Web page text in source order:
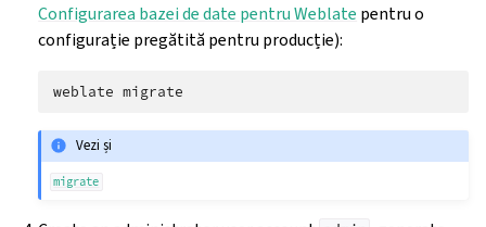
Configurarea bazei de date pentru Weblate pentru o
configurație pregătită pentru producție):
weblate
Vezi și
migrate